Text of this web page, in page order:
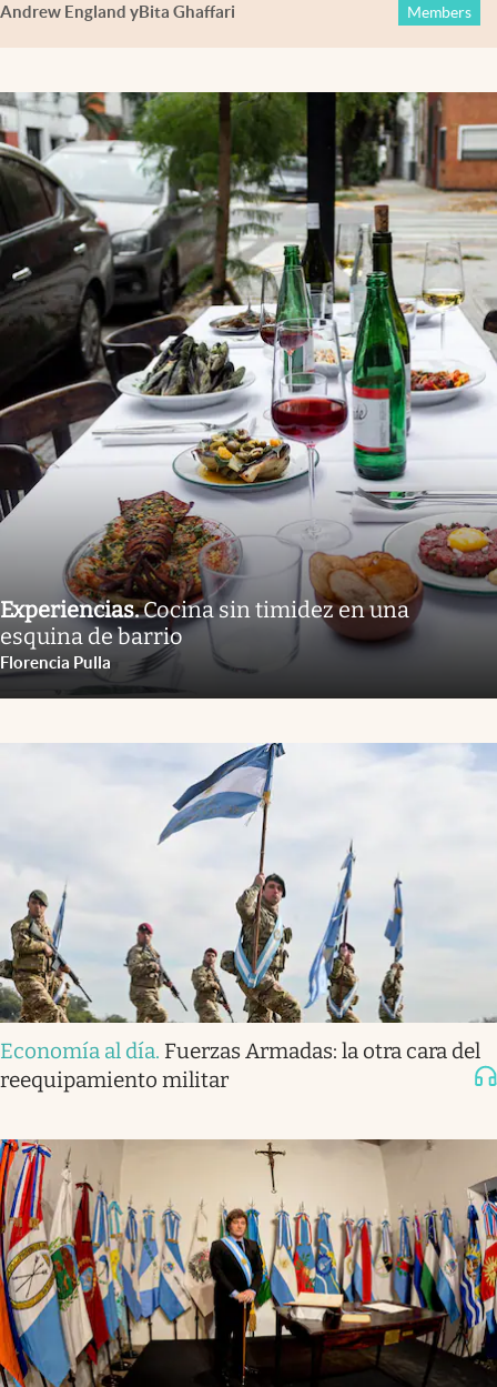
Andrew England yBita Ghaffari Members
Experiencias.Cocina sin timidez en una
esquina de barrio
Florencia Pulla
Economía al día. Fuerzas Armadas: la otra cara del
reequipamiento militar